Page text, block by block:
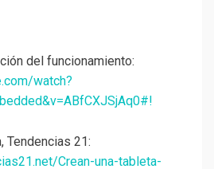
del funcionamiento:
watch?
Tendencias 21:
Crean-una-tableta-